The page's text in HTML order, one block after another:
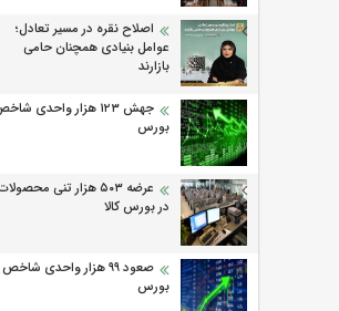
اصلاح نقره در مسیر تعادل؛
عوامل بنیادی همچنان حامی
بازارند
جهش ۱۲۳ هزار واحدی
بورس
عرضه ۵۰۳ هزار تنی
در بورس کالا
صعود ۹۹ هزار واحدی شاخص
بورس